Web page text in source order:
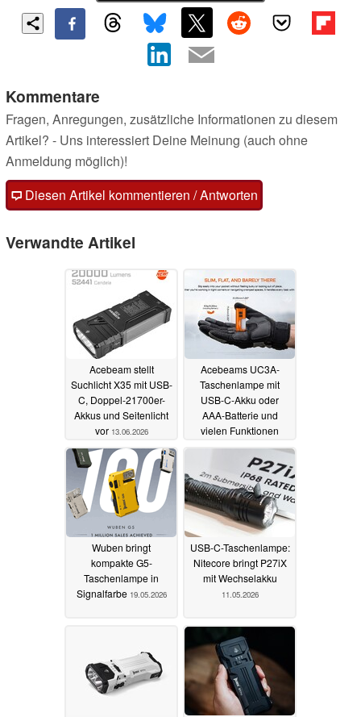
Kommentare
Fragen, Anregungen, zusätzliche Informationen zu diesem
Artikel? - Uns interessiert Deine Meinung (auch ohne
Anmeldung möglich)!
Diesen Artikel kommentieren / Antworten
Verwandte Artikel
Acebeam stellt
Suchlicht X35 mit USB-
C, Doppel-21700er-
Akkus und Seitenlicht
vor 13.06.2026
Acebeams UC3A-
Taschenlampe mit
USB-C-Akku oder
AAA-Batterie und
vielen Funktionen
startet für 23 Euro
20.05.2026
Wuben bringt
kompakte G5-
Taschenlampe in
Signalfarbe 19.05.2026
USB-C-Taschenlampe:
Nitecore bringt P27iX
mit Wechselakku
11.05.2026